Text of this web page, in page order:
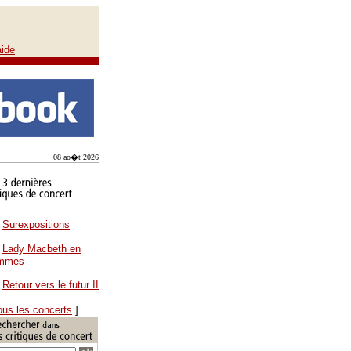
08 ao�t 2026
Surexpositions
Lady Macbeth en
Retour vers le futur II
les concerts ]